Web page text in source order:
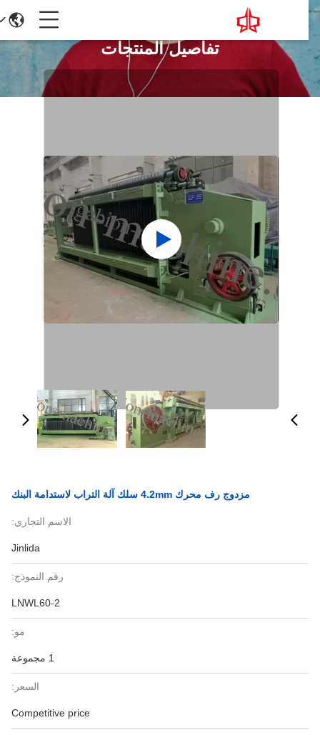
تفاصيل المنتجات
مزدوج رف محرك 4.2mm سلك آلة التراب لاستدامة البنك
الاسم التجاري:
Jinlida
رقم النموذج:
LNWL60-2
مو:
السعر:
Competitive price